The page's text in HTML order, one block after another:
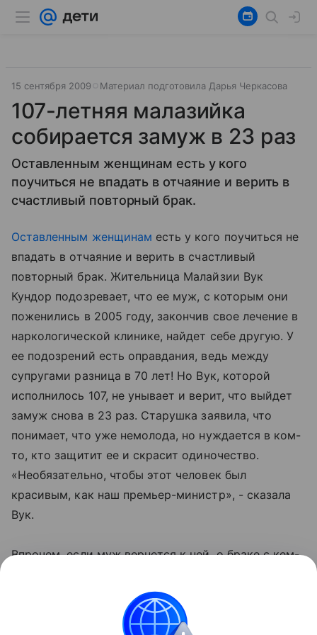
15 сентября 2009 Материал подготовила Дарья Черкасова
107-летняя малазийка
собирается замуж в 23 раз
Оставленным женщинам есть у кого
поучиться не впадать в отчаяние и верить в
счастливый повторный брак.
Оставленным женщинам есть у кого поучиться не
впадать в отчаяние и верить в счастливый
повторный брак. Жительница Малайзии Вук
Кундор подозревает, что ее муж, с которым они
поженились в 2005 году, закончив свое лечение в
наркологической клинике, найдет себе другую. У
ее подозрений есть оправдания, ведь между
супругами разница в 70 лет! Но Вук, которой
исполнилось 107, не унывает и верит, что выйдет
замуж снова в 23 раз. Старушка заявила, что
понимает, что уже немолода, но нуждается в ком-
то, кто защитит ее и скрасит одиночество.
«Необязательно, чтобы этот человек был
красивым, как наш премьер-министр», - сказала
Вук.
Впрочем, если муж вернется к ней, о браке с кем-
Информацией о своем прошлом Вук Кундор с
прессой не делится и сколько у нее сыновей и